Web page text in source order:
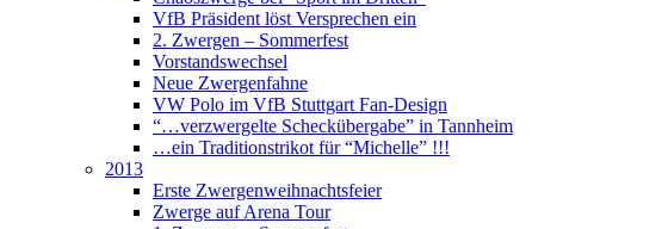
VfB Präsident löst Versprechen ein
2. Zwergen – Sommerfest
Vorstandswechsel
Neue Zwergenfahne
VW Polo im VfB Stuttgart Fan-Design
“…verzwergelte Scheckübergabe” in Tannheim
…ein Traditionstrikot für “Michelle” !!!
2013
Erste Zwergenweihnachtsfeier
Zwerge auf Arena Tour